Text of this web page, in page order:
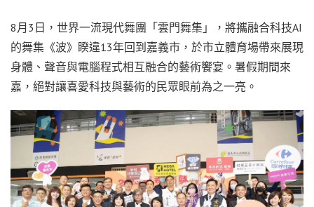
8月3日，世界一流現代舞團「雲門舞集」，將攜融合科技AI
的舞集《波》睽違13年回到嘉義市，於市立體育場帶來展現
身體、聲音與電腦程式相互融合的藝術饗宴。暑假期間來
嘉，絕對讓喜愛科技與藝術的民眾眼前為之一亮。